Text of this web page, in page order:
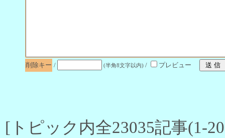
削除キー / (半角8文字以内) / プレビュー
[トピック内全23035記事(1-